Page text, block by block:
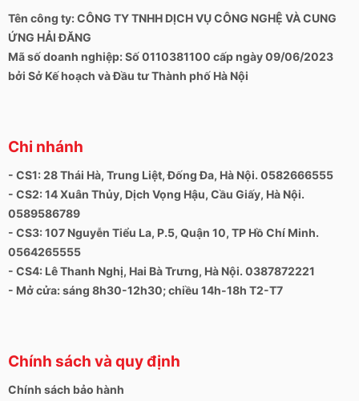
Tên công ty: CÔNG TY TNHH DỊCH VỤ CÔNG NGHỆ VÀ CUNG
ỨNG HẢI ĐĂNG
Mã số doanh nghiệp: Số 0110381100 cấp ngày 09/06/2023
bởi Sở Kế hoạch và Đầu tư Thành phố Hà Nội
Chi nhánh
- CS1: 28 Thái Hà, Trung Liệt, Đống Đa, Hà Nội. 0582666555
- CS2: 14 Xuân Thủy, Dịch Vọng Hậu, Cầu Giấy, Hà Nội.
0589586789
- CS3: 107 Nguyễn Tiểu La, P.5, Quận 10, TP Hồ Chí Minh.
0564265555
- CS4: Lê Thanh Nghị, Hai Bà Trưng, Hà Nội. 0387872221
- Mở cửa: sáng 8h30-12h30; chiều 14h-18h T2-T7
Chính sách và quy định
Chính sách bảo hành